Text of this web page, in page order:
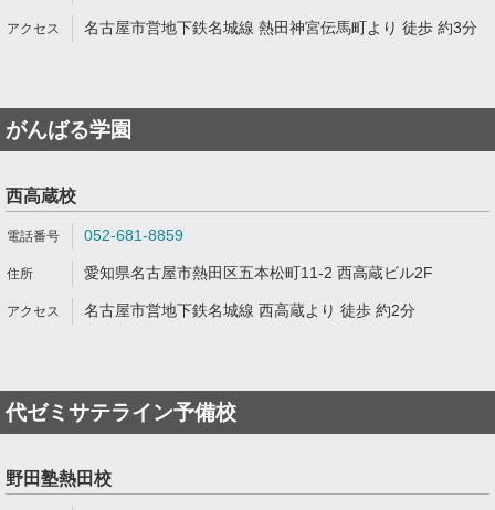
名古屋市営地下鉄名城線 熱田神宮伝馬町より 徒歩 約3分
がんばる学園
西高蔵校
052-681-8859
愛知県名古屋市熱田区五本松町11-2 西高蔵ビル2F
名古屋市営地下鉄名城線 西高蔵より 徒歩 約2分
代ゼミサテライン予備校
野田塾熱田校